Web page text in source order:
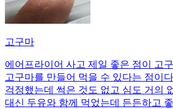
고구마
에어프라이어 사고 제일 좋은 점이 고
고구마를 만들어 먹을 수 있다는 점이
걱정했는데 썩은 것도 없고 심도 거의
대신 두유와 함께 먹었는데 든든하고